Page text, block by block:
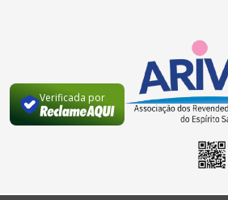
Verificada por